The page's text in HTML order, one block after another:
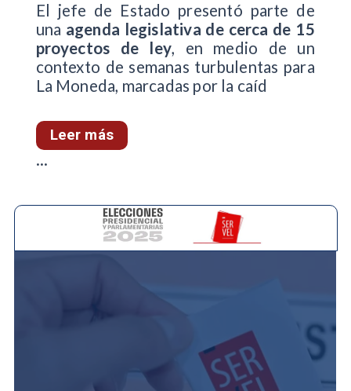
El jefe de Estado presentó parte de
una agenda legislativa de cerca de 15
proyectos de ley, en medio de un
contexto de semanas turbulentas para
La Moneda, marcadas por la caíd
Leer más
...